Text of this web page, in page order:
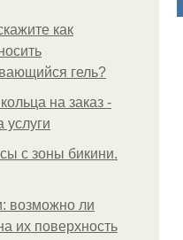
как
гель?
на заказ -
услуги
с зоны бикини.
возможно ли
их поверхность